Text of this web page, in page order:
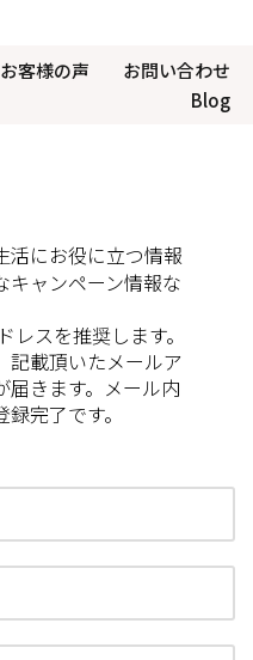
お客様の声
お問い合わせ
Blog
活にお役に立つ情報
キャンペーン情報な
レスを推奨します。
記載頂いたメールア
届きます。メール内
完了です。